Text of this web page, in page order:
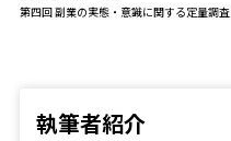
第四回 副業の実態・意識に関する定量調査
執筆者紹介